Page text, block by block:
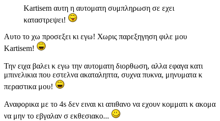
Kartisem αυτη η αυτοματη συμπληρωση σε εχει
καταστρεψει!
Αυτο το χω προσεξει κι εγω! Χωρις παρεξηγηση φιλε μου
Kartisem!
Την ειχα βαλει κ εγω την αυτοματη διορθωση, αλλα εφαγα κατι
μπινελικια που εστελνα ακαταληπτα, συχνα πυκνα, μηνυματα κ
περαστικα μου!
Αναφορικα με το 4s δεν ειναι κι απιθανο να εχουν κομματι κ ακομα
να μην το εβγαλαν σ εκθεσιακο...